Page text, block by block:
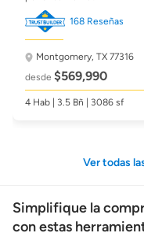
168 Reseñas
Montgomery, TX 77316
desde $569,990
4 Hab | 3.5 Bñ | 3086 sf
Ver todas
Simplifique la
con estas